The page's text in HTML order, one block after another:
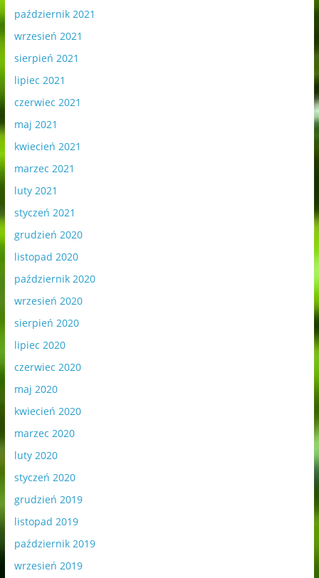
październik 2021
wrzesień 2021
sierpień 2021
lipiec 2021
czerwiec 2021
maj 2021
kwiecień 2021
marzec 2021
luty 2021
styczeń 2021
grudzień 2020
listopad 2020
październik 2020
wrzesień 2020
sierpień 2020
lipiec 2020
czerwiec 2020
maj 2020
kwiecień 2020
marzec 2020
luty 2020
styczeń 2020
grudzień 2019
listopad 2019
październik 2019
wrzesień 2019